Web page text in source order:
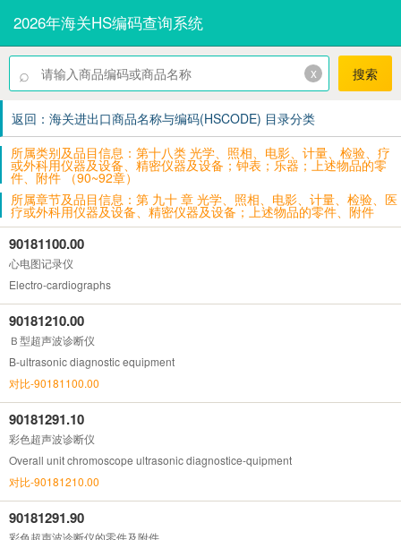
2026年海关HS编码查询系统
⌕ x 搜索
返回：海关进出口商品名称与编码(HSCODE) 目录分类
所属类别及品目信息：第十八类 光学、照相、电影、计量、检验、疗
或外科用仪器及设备、精密仪器及设备；钟表；乐器；上述物品的零
件、附件 （90~92章）
所属章节及品目信息：第 九十 章 光学、照相、电影、计量、检验、医
疗或外科用仪器及设备、精密仪器及设备；上述物品的零件、附件
90181100.00
心电图记录仪
Electro-cardiographs
90181210.00
Ｂ型超声波诊断仪
B-ultrasonic diagnostic equipment
对比-90181100.00
90181291.10
彩色超声波诊断仪
Overall unit chromoscope ultrasonic diagnostice-quipment
对比-90181210.00
90181291.90
彩色超声波诊断仪的零件及附件